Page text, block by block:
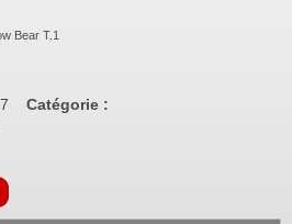
Bear T.1
Catégorie :